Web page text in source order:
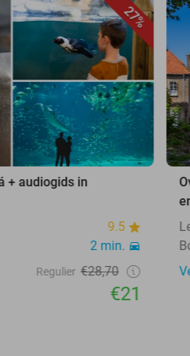
27%
+ audiogids in
9.5
2 min.
Regulier €28,70
€21